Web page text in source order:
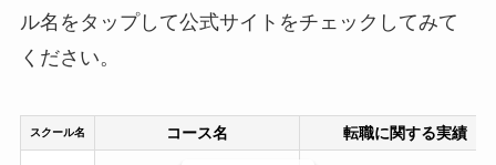
ル名をタップして公式サイトをチェックしてみて
ください。
スクール名 コース名 転職に関する実績